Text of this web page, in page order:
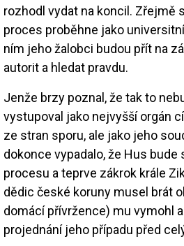
rozhodl vydat na koncil. Zřejmě
proces proběhne jako
ním jeho žalobci budou přít na
autorit a hledat pravdu.
Jenže brzy poznal, že tak to
vystupoval jako nejvyšší orgán
ze stran sporu, ale jako jeho
dokonce vypadalo, že Hus
procesu a teprve zákrok krále
dědic české koruny musel brát
domácí přívržence) mu vymohl
projednání jeho případu před